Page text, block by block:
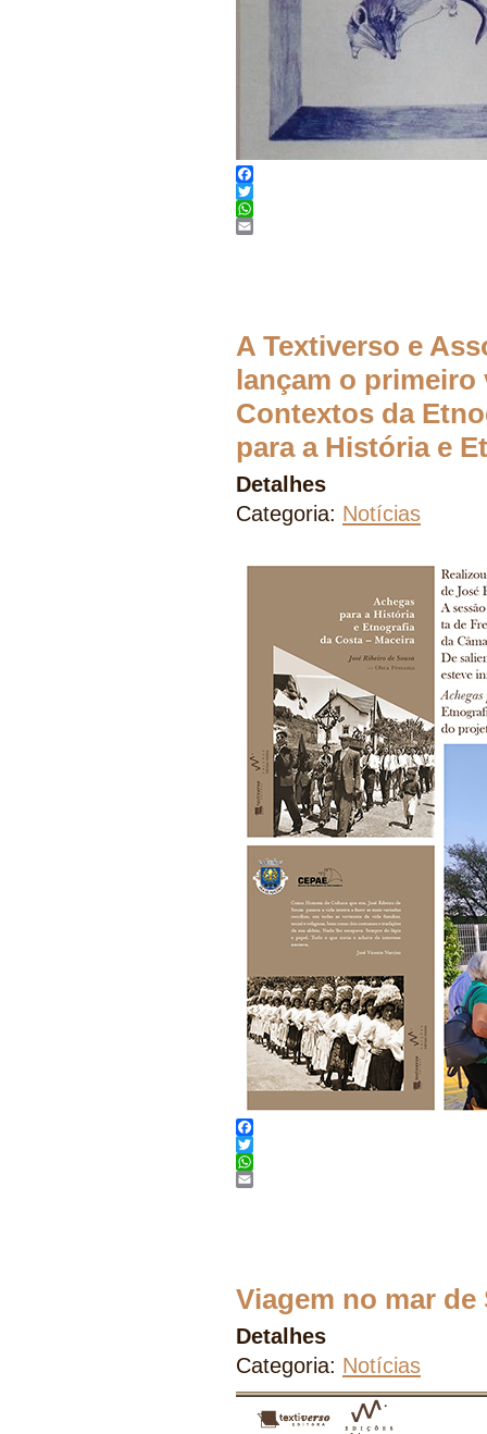
Facebook
Twitter
WhatsApp
A Textiverso e
lançam o primeiro
Contextos da
para a História e
Detalhes
Categoria: Notícias
Facebook
Twitter
WhatsApp
Viagem no mar
Detalhes
Categoria: Notícias